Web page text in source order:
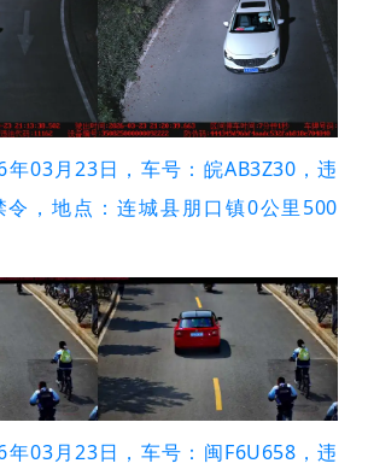
03月23日，车号：皖AB3Z30，违
令，地点：连城县朋口镇0公里500
03月23日，车号：闽F6U658，违